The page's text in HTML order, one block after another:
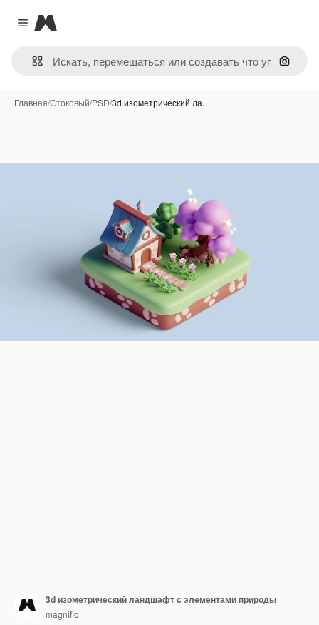
Close menu
Magnific
Поиск
Главная/Стоковый/PSD/3d изометрический ла…
3d изометрический ландшафт с элементами природы
magnific